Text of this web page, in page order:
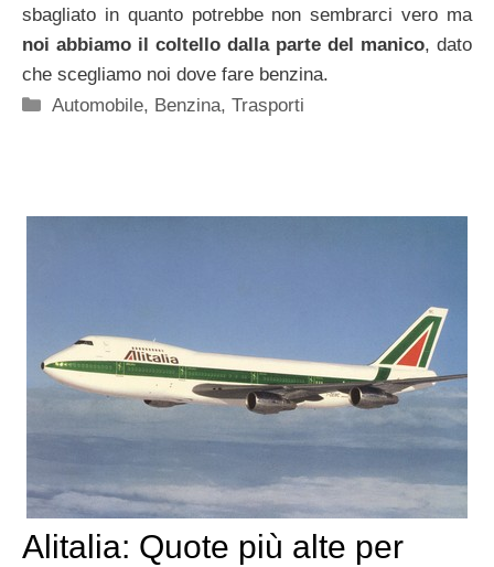
sbagliato in quanto potrebbe non sembrarci vero ma
noi abbiamo il coltello dalla parte del manico, dato
che scegliamo noi dove fare benzina.
Categorie
Automobile, Benzina,Trasporti
Alitalia: Quote più alte per